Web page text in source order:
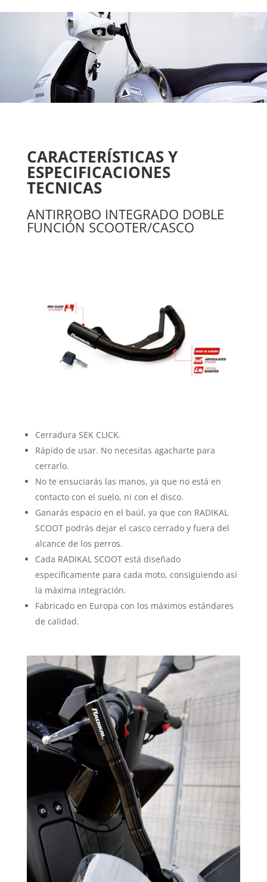
CARACTERÍSTICAS Y
ESPECIFICACIONES
TECNICAS
ANTIRROBO INTEGRADO DOBLE
FUNCIÓN SCOOTER/CASCO
Cerradura SEK CLICK.
Rápido de usar. No necesitas agacharte para
cerrarlo.
No te ensuciarás las manos, ya que no está en
contacto con el suelo, ni con el disco.
Ganarás espacio en el baúl, ya que con RADIKAL
SCOOT podrás dejar el casco cerrado y fuera del
alcance de los perros.
Cada RADIKAL SCOOT está diseñado
específicamente para cada moto, consiguiendo así
la máxima integración.
Fabricado en Europa con los máximos estándares
de calidad.